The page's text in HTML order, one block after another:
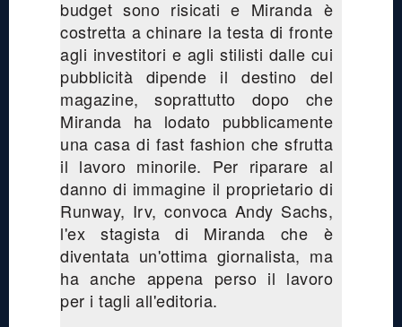
budget sono risicati e Miranda è
costretta a chinare la testa di fronte
agli investitori e agli stilisti dalle cui
pubblicità dipende il destino del
magazine, soprattutto dopo che
Miranda ha lodato pubblicamente
una casa di fast fashion che sfrutta
il lavoro minorile. Per riparare al
danno di immagine il proprietario di
Runway, Irv, convoca Andy Sachs,
l'ex stagista di Miranda che è
diventata un'ottima giornalista, ma
ha anche appena perso il lavoro
per i tagli all'editoria.